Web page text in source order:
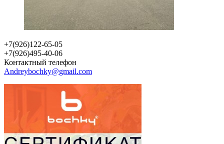
+7(926)122-65-05
+7(926)495-40-06
Контактный телефон
Andreybochky@gmail.com